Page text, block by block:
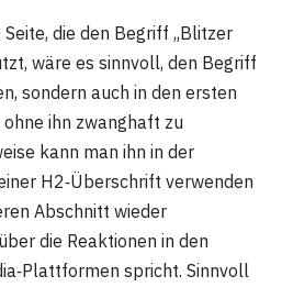
Seite, die den Begriff „Blitzer
wäre es sinnvoll, den Begriff
sondern auch in den ersten
ihn zwanghaft zu
kann man ihn in der
H2‑Überschrift verwenden
Abschnitt wieder
die Reaktionen in den
spricht. Sinnvoll